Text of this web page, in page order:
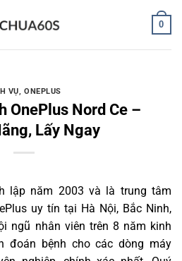
0
VỤ,ONEPLUS
OnePlus Nord Ce –
Lấy Ngay
lập năm 2003 và là trung tâm
uy tín tại Hà Nội, Bắc Ninh,
ngũ nhân viên trên 8 năm kinh
đoán bệnh cho các dòng máy